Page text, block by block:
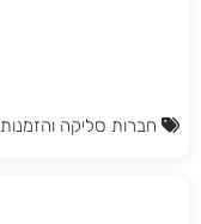
חברות סליקה והזמנות